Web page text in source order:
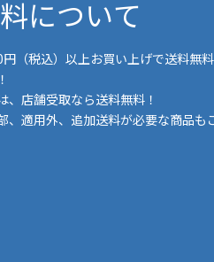
について
（税込）以上お買い上げで送料無
、店舗受取なら送料無料！
、適用外、追加送料が必要な商品も